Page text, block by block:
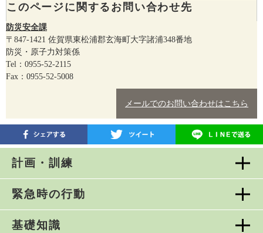
計画・訓練
緊急時の行動
基礎知識
このページに関するお問い合わせ先
防災安全課
〒847-1421 佐賀県東松浦郡玄海町大字諸浦348番地
防災・原子力対策係
Tel：0955-52-2115
Fax：0955-52-5008
メールでのお問い合わせはこちら